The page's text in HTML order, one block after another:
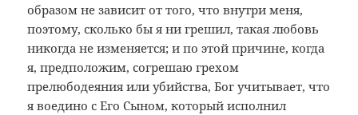
образом не зависит от того, что внутри меня,
поэтому, сколько бы я ни грешил, такая любовь
никогда не изменяется; и по этой причине, когда
я, предположим, согрешаю грехом
прелюбодеяния или убийства, Бог учитывает, что
я воедино с Его Сыном, который исполнил